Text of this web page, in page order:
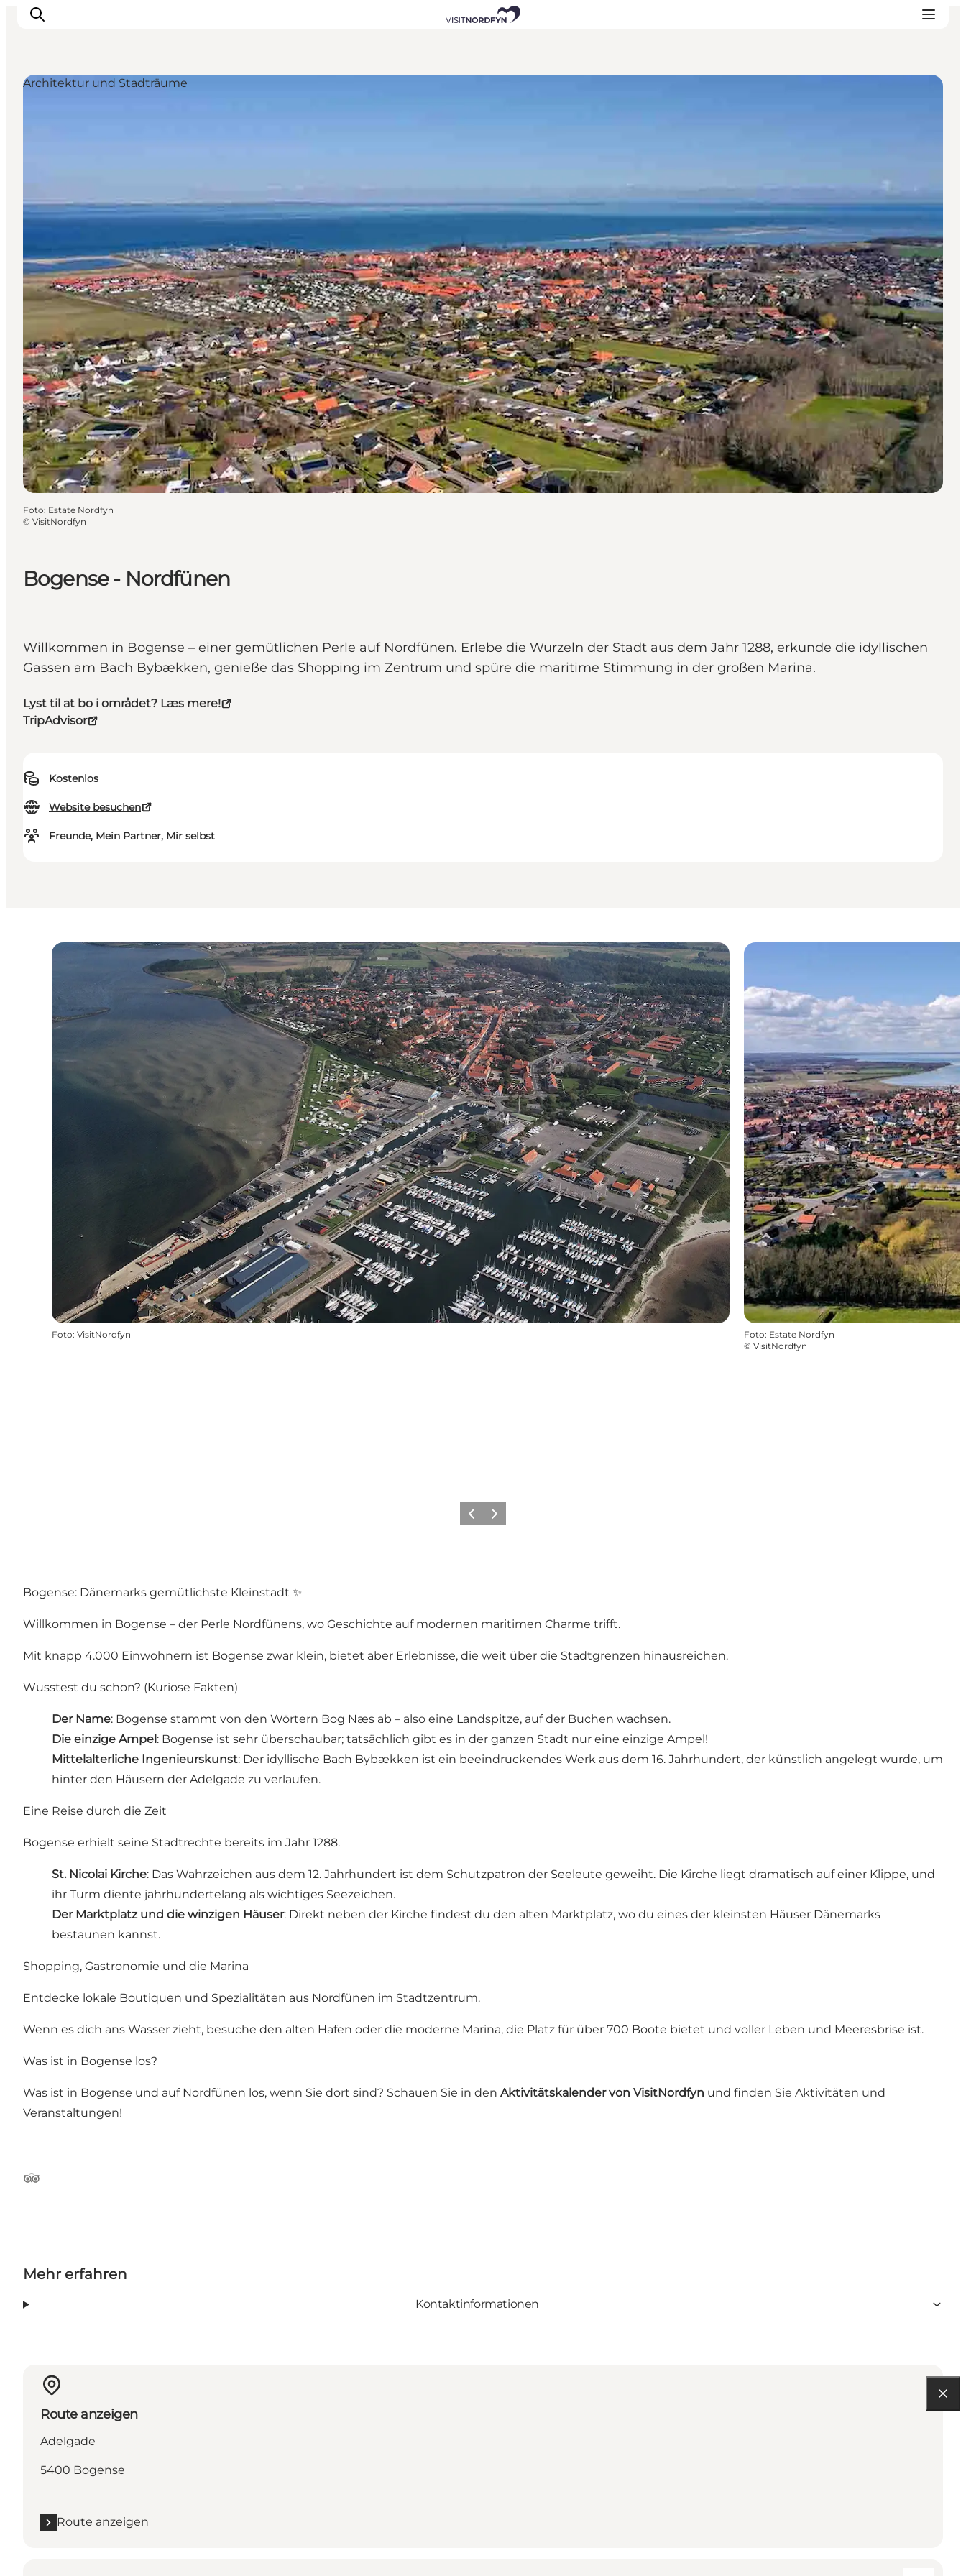
Erlebnisbuchung
Für Kinder
Bogense - Nordfünen
Willkommen in Bogense – einer gemütlichen Perle auf Nordfünen. Erlebe die Wurzeln der Stadt aus dem Jahr 1288, erkunde die idyllischen
Gassen am Bach Bybækken, genieße das Shopping im Zentrum und spüre die maritime Stimmung in der großen Marina.
Lyst til at bo i området? Læs mere!
TripAdvisor
Kostenlos
Website besuchen
Freunde, Mein Partner, Mir selbst
Architektur und Stadträume
Foto: Estate Nordfyn
© VisitNordfyn
Foto: VisitNordfyn Foto: Estate Nordfyn
© VisitNordfyn
Vorherige Folie
Nächste Folie
Bogense: Dänemarks gemütlichste Kleinstadt ✨
Willkommen in Bogense – der Perle Nordfünens, wo Geschichte auf modernen maritimen Charme trifft.
Mit knapp 4.000 Einwohnern ist Bogense zwar klein, bietet aber Erlebnisse, die weit über die Stadtgrenzen hinausreichen.
Wusstest du schon? (Kuriose Fakten)
Der Name: Bogense stammt von den Wörtern Bog Næs ab – also eine Landspitze, auf der Buchen wachsen.
Die einzige Ampel : Bogense ist sehr überschaubar; tatsächlich gibt es in der ganzen Stadt nur eine einzige Ampel!
Mittelalterliche Ingenieurskunst: Der idyllische Bach Bybækken ist ein beeindruckendes Werk aus dem 16. Jahrhundert, der künstlich angelegt wurde, um
hinter den Häusern der Adelgade zu verlaufen.
Eine Reise durch die Zeit
Bogense erhielt seine Stadtrechte bereits im Jahr 1288.
St. Nicolai Kirche: Das Wahrzeichen aus dem 12. Jahrhundert ist dem Schutzpatron der Seeleute geweiht. Die Kirche liegt dramatisch auf einer Klippe, und
ihr Turm diente jahrhundertelang als wichtiges Seezeichen.
Der Marktplatz und die winzigen Häuser: Direkt neben der Kirche findest du den alten Marktplatz, wo du eines der kleinsten Häuser Dänemarks
bestaunen kannst.
Shopping, Gastronomie und die Marina
Entdecke lokale Boutiquen und Spezialitäten aus Nordfünen im Stadtzentrum.
Wenn es dich ans Wasser zieht, besuche den alten Hafen oder die moderne Marina, die Platz für über 700 Boote bietet und voller Leben und Meeresbrise ist.
Was ist in Bogense los?
Was ist in Bogense und auf Nordfünen los, wenn Sie dort sind? Schauen Sie in den Aktivitätskalender von VisitNordfyn und finden Sie Aktivitäten und
Veranstaltungen!
Tripadvisor
Mehr erfahren
Kontaktinformationen
Route anzeigen
Adelgade
5400 Bogense
Route anzeigen